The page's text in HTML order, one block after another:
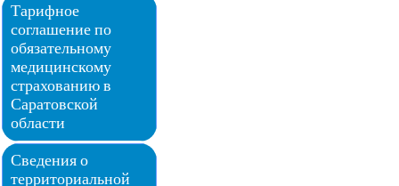
Тарифное
соглашение по
обязательному
медицинскому
страхованию в
Саратовской
области
Сведения о
территориальной